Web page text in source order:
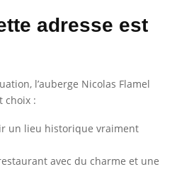
adresse est
l’auberge Nicolas Flamel
choix :
un lieu historique vraiment
avec du charme et une